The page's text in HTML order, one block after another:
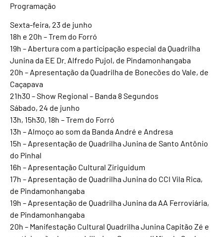
Programação
Sexta-feira, 23 de junho
18h e 20h – Trem do Forró
19h – Abertura com a participação especial da Quadrilha
Junina da EE Dr. Alfredo Pujol, de Pindamonhangaba
20h – Apresentação da Quadrilha de Bonecões do Vale, de
Caçapava
21h30 – Show Regional – Banda 8 Segundos
Sábado, 24 de junho
13h, 15h30, 18h – Trem do Forró
13h – Almoço ao som da Banda André e Andresa
15h – Apresentação de Quadrilha Junina de Santo Antônio
do Pinhal
16h – Apresentação Cultural Ziriguidum
17h – Apresentação de Quadrilha Junina do CCI Vila Rica,
de Pindamonhangaba
19h – Apresentação de Quadrilha Junina da AA Ferroviária,
de Pindamonhangaba
20h – Manifestação Cultural Quadrilha Junina Capitão Zé e